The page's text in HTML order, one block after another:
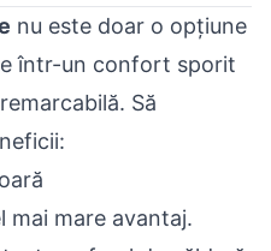
nu este doar o opțiune
într-un confort sporit
Să
mai mare avantaj.